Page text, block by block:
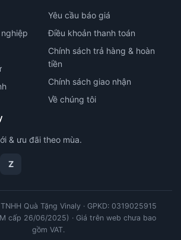
Yêu cầu báo giá
Điều khoản thanh toán
Chính sách trả hàng & hoàn
tiền
Chính sách giao nhận
Về chúng tôi
& ưu đãi theo mùa.
Z
Quà Tặng Vinaly · GPKD: 0319025915
cấp 26/06/2025) · Giá trên web chưa bao
gồm VAT.